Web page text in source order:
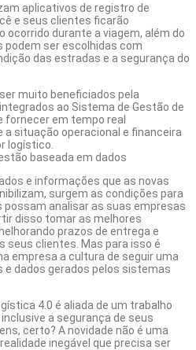
aplicativos de registro de
e seus clientes ficarão
durante a viagem, além do
podem ser escolhidas com
das estradas e a segurança do
muito beneficiados pela
ao Sistema de Gestão de
fornecer em tempo real
situação operacional e financeira
logístico.
baseada em dados
e informações que as novas
surgem as condições para
analisar as suas empresas
disso tomar as melhores
prazos de entrega e
seus clientes. Mas para isso é
empresa a cultura de seguir uma
e dados gerados pelos sistemas
4.0 é aliada de um trabalho
a segurança de seus
certo? A novidade não é uma
inegável que precisa ser